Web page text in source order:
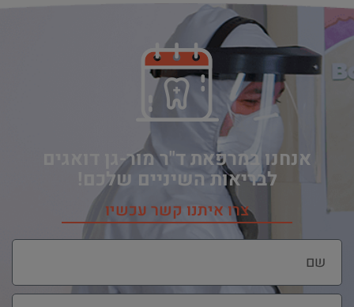
אנחנו במרפאת ד"ר מור-גן דואגים
לבריאות השיניים שלכם!
צרו איתנו קשר עכשיו